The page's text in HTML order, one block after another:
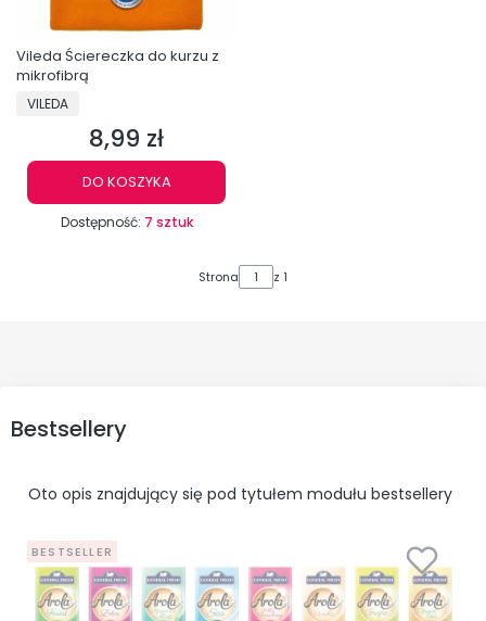
Vileda Ściereczka do kurzu z
mikrofibrą
PRODUCENT
VILEDA
Cena
8,99 zł
DO KOSZYKA
Dostępność: 7 sztuk
Strona z 1
Bestsellery
Oto opis znajdujący się pod tytułem modułu bestsellery
BESTSELLER